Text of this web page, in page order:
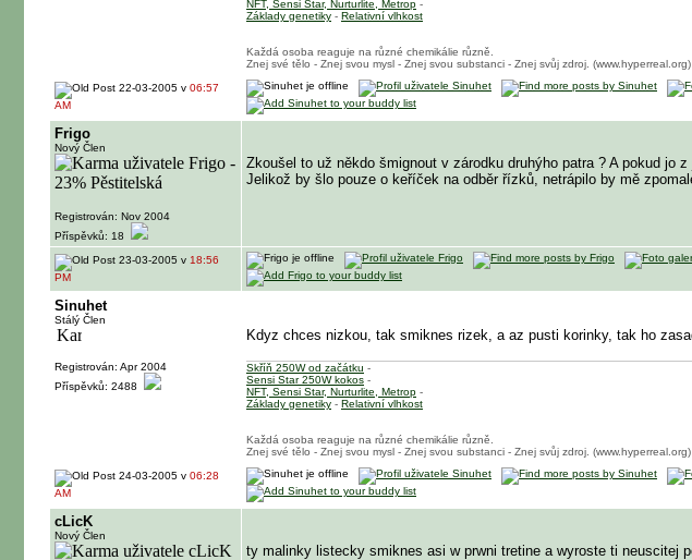
NFT, Sensi Star, Nurturlite, Metrop -
Základy genetiky - Relativní vlhkost
Každá osoba reaguje na různé chemikálie různě.
Znej své tělo - Znej svou mysl - Znej svou substanci - Znej svůj zdroj. (www.hyperreal.org)
22-03-2005 v 06:57
AM
Frigo
Nový Člen
Registrován: Nov 2004
Příspěvků: 18
Zkoušel to už někdo šmignout v zárodku druhýho patra ? A pokud
Jelikož by šlo pouze o keříček na odběr řízků, netrápilo by mě
23-03-2005 v 18:56
PM
Sinuhet
Stálý Člen
Registrován: Apr 2004
Příspěvků: 2488
Kdyz chces nizkou, tak smiknes rizek, a az pusti korinky, tak ho
Skříň 250W od začátku -
Sensi Star 250W kokos -
NFT, Sensi Star, Nurturlite, Metrop -
Základy genetiky - Relativní vlhkost
Každá osoba reaguje na různé chemikálie různě.
Znej své tělo - Znej svou mysl - Znej svou substanci - Znej svůj zdroj. (www.hyperreal.org)
24-03-2005 v 06:28
AM
cLicK
Nový Člen
ty malinky listecky smiknes asi w prwni tretine a wyroste ti neuscitej